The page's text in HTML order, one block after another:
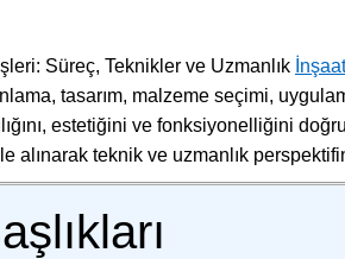
Süreç, Teknikler ve Uzmanlık
tasarım, malzeme seçimi,
estetiğini ve fonksiyonelliğini
alınarak teknik ve uzmanlık